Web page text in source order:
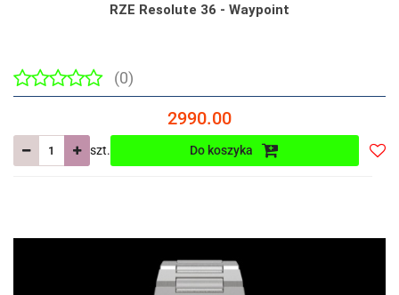
RZE Resolute 36 - Waypoint
(0)
2990.00
szt. Do koszyka